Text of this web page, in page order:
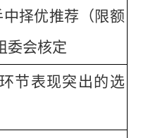
中择优推荐（限额
委会核定
节表现突出的选